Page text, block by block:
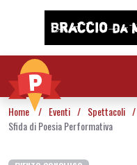
Vai al contenuto
Home / Eventi / Spettacoli /
Sfida di Poesia Performativa